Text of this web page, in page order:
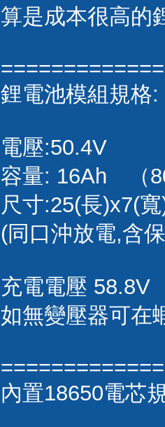
算是成本很高的
鋰電池模組規格:
電壓:50.4V
容量: 16Ah （
尺寸:25(長)x7(
(同口沖放電,含
充電電壓 58.8V
如無變壓器可在
內置18650電芯